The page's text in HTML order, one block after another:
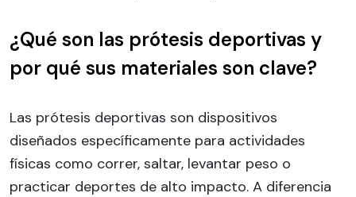
¿Qué son las prótesis deportivas y
por qué sus materiales son clave?
Las prótesis deportivas son dispositivos
diseñados específicamente para actividades
físicas como correr, saltar, levantar peso o
practicar deportes de alto impacto. A diferencia